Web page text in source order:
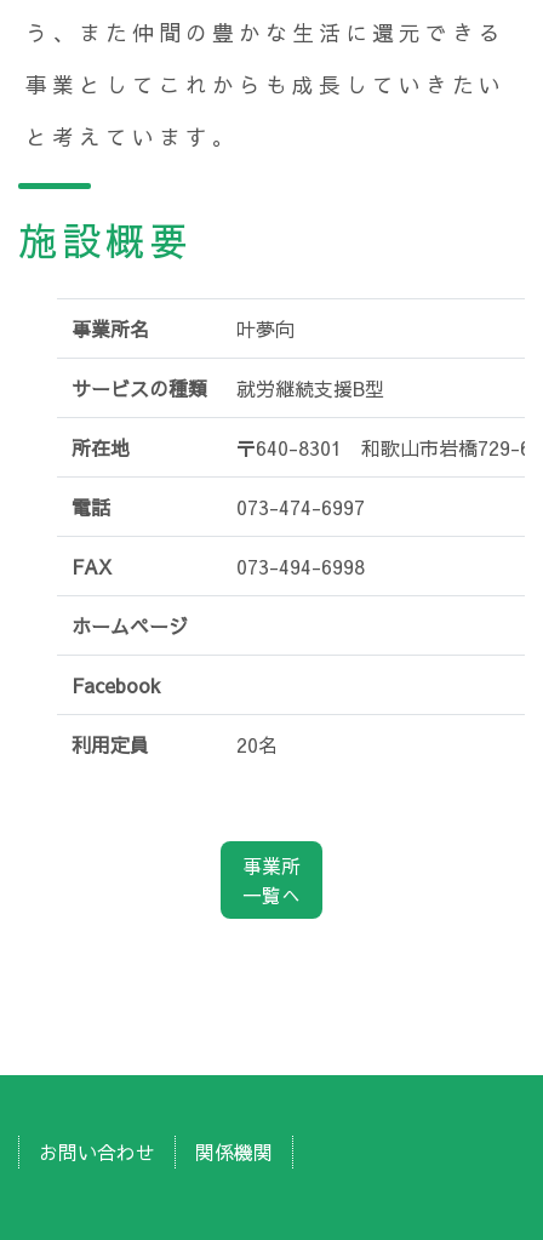
う、また仲間の豊かな生活に還元できる
事業としてこれからも成長していきたい
と考えています。
施設概要
事業所名 叶夢向
サービスの種類 就労継続支援B型
所在地 〒640-8301 和歌山市岩橋729-6
電話 073-474-6997
FAX 073-494-6998
ホームページ
Facebook
利用定員 20名
事業所
一覧へ
お問い合わせ 関係機関